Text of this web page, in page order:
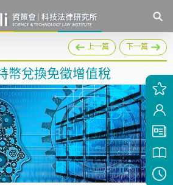
上一篇 下一篇
幣兌換免徵增值稅